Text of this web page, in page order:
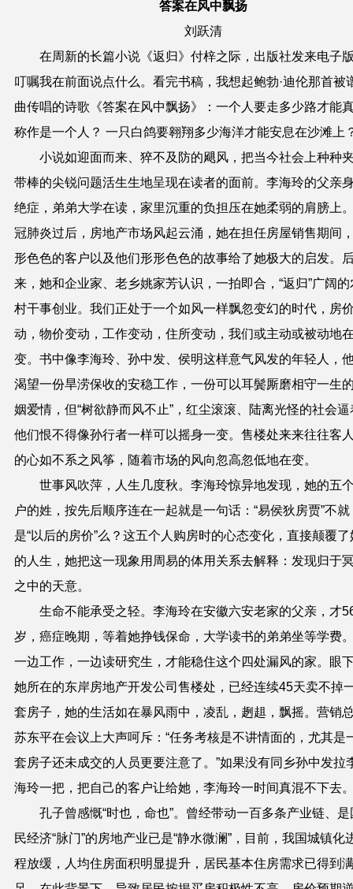
答案在风中飘扬
刘跃清
在周新的长篇小说《返归》付梓之际，出版社发来电子
叮嘱我在前面说点什么。看完书稿 ，我想起鲍勃·迪伦那首被
曲传唱的诗歌 《答案在风中飘扬》
：一个人要走多少路才能
称作是一个人 ？ 一只白鸽要翱翔多少海洋才能安息在沙滩上
小说如迎面而来、猝不及防的飓风，把当今社会上种种
带棒的尖锐问题活生生地呈现在读者的面前。李海玲的父亲
绝症，弟弟大学在读，家里沉重的负担压在她柔弱的肩膀上
冠肺炎过后 ，房地产市场风起云涌，她在担任房屋销售期间
形色色的客户以及他们形形色色的故事给了她极大的启发。
来，她和企业家、老乡姚家芳认识，一拍即合，“返归”广阔的
村干事创业。我们正处于一个如风一样飘忽变幻的时代，房
动，物价变动，工作变动，住所变动，我们或主动或被动地
变。书中像李海玲、孙中发、侯明这样意气风发的年轻人，
渴望一份旱涝保收的安稳工作，一份可以耳鬓厮磨相守一生
姻爱情，但“树欲静而风不止”，红尘滚滚、陆离光怪的社会逼
他们恨不得像孙行者一样可以摇身一变。售楼处来来往往客
的心如不系之风筝，随着市场的风向忽高忽低地在变。
世事风吹萍，人生几度秋。李海玲惊异地发现，她的五
户的姓，按先后顺序连在一起就是一句话：“易侯狄房贾”不就
是“以后的房价”么？这五个人购房时的心态变化，直接颠覆了
的人生，她把这一现象用周易的体用关系去解释：发现归于
之中的天意。
生命不能承受之轻。李海玲在安徽六安老家的父亲，才
岁，癌症晚期，等着她挣钱保命，大学读书的弟弟坐等学费
一边工作，一边读研究生，才能稳住这个四处漏风的家。眼
她所在的东岸房地产开发公司售楼处，已经连续45天卖不掉
套房子，她的生活如在暴风雨中，凌乱，趔趄，飘摇。营销
苏东平在会议上大声呵斥：“任务考核是不讲情面的，尤其是
套房子还未成交的人员更要注意了。”如果没有同乡孙中发拉
海玲一把，把自己的客户让给她，李海玲一时间真混不下去
孔子曾感慨“时也，命也”。曾经带动一百多条产业链、是
民经济“脉门”的房地产业已是“静水微澜”，目前，我国城镇化
程放缓，人均住房面积明显提升，居民基本住房需求已得到